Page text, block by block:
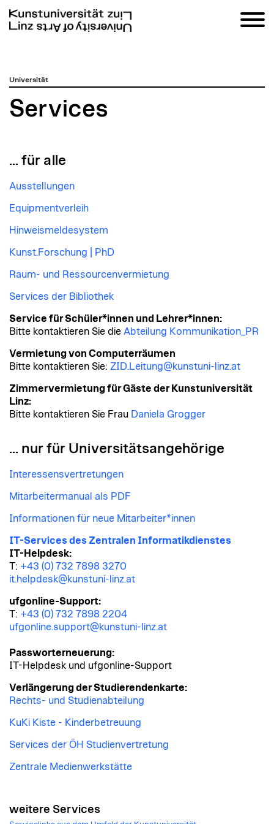
zumUniversität
Services
... für alle
Ausstellungen
Equipmentverleih
Hinweismeldesystem
Kunst.Forschung | PhD
Raum- und Ressourcenvermietung
Services der Bibliothek
Service für Schüler*innen und Lehrer*innen:
Bitte kontaktieren Sie die Abteilung Kommunikation_PR
Vermietung von Computerräumen
Bitte kontaktieren Sie: ZID.Leitung@kunstuni-linz.at
Zimmervermietung für Gäste der Kunstuniversität
Linz:
Bitte kontaktieren Sie Frau Daniela Grogger
... nur für Universitätsangehörige
Interessensvertretungen
Mitarbeitermanual als PDF
Informationen für neue Mitarbeiter*innen
IT-Services des Zentralen Informatikdienstes
IT-Helpdesk:
T: +43 (0) 732 7898 3270
it.helpdesk@kunstuni-linz.at
ufgonline-Support:
T: +43 (0) 732 7898 2204
ufgonline.support@kunstuni-linz.at
Passworterneuerung:
IT-Helpdesk und ufgonline-Support
Verlängerung der Studierendenkarte:
Rechts- und Studienabteilung
KuKi Kiste - Kinderbetreuung
Services der ÖH Studienvertretung
Zentrale Medienwerkstätte
weitere Services